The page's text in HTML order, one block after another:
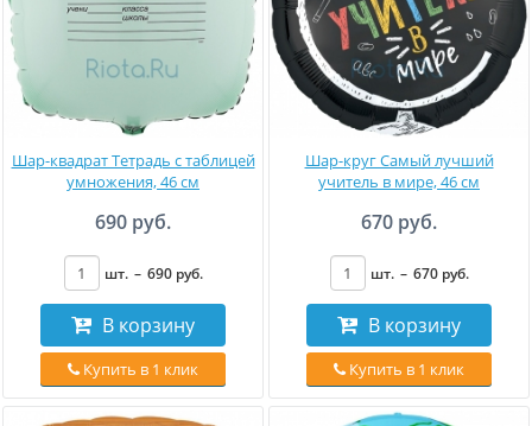
Шар-квадрат Тетрадь с таблицей
умножения, 46 см
690 руб.
шт. – 690 руб.
В корзину
Купить в 1 клик
Шар-круг Самый лучший
учитель в мире, 46 см
670 руб.
шт. – 670 руб.
В корзину
Купить в 1 клик